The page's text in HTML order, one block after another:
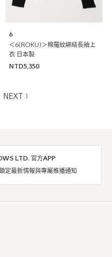
6
＜6(ROKU)＞棉羅紋綁結長袖上
衣 日本製
NTD5,350
NEXT
LTD. 官方APP
定最新情報與專屬推播通知